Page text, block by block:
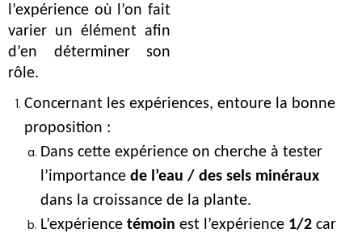
l’expérience où l’on fait
varier un élément afin
d’en déterminer son
rôle.
Concernant les expériences, entoure la bonne
proposition :
Dans cette expérience on cherche à tester
l’importance de l’eau / des sels minéraux
dans la croissance de la plante.
L’expérience témoin est l’expérience 1/2 car